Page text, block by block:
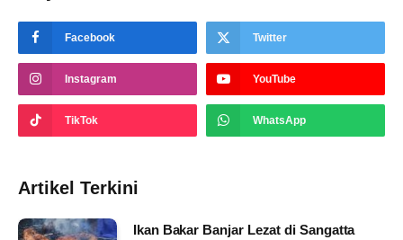
Facebook Twitter
Instagram YouTube
TikTok WhatsApp
Artikel Terkini
Ikan Bakar Banjar Lezat di Sangatta